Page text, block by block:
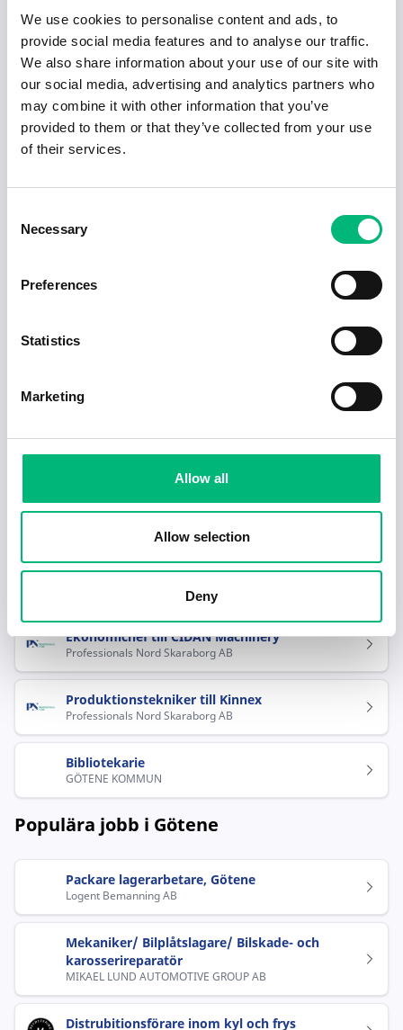
We use cookies to personalise content and ads, to
provide social media features and to analyse our traffic.
We also share information about your use of our site with
our social media, advertising and analytics partners who
may combine it with other information that you’ve
provided to them or that they’ve collected from your use
of their services.
Selection
Necessary
Preferences
Statistics
Marketing
Allow all
Allow selection
Deny
Götene Heltid 2026-08-12
Götenehus söker Redovisningsansvarig
GÖTENEHUS AKTIEBOLAG
Götene Heltid 2026-08-12
2026-08-06
Redo för nästa steg i karriären?
Rekommenderade jobb i Götene
Chaufför
Head of Global IT till CIDAN Machinery
Professionals Nord Skaraborg AB
Ekonomichef till CIDAN Machinery
Professionals Nord Skaraborg AB
Produktionstekniker till Kinnex
Professionals Nord Skaraborg AB
Bibliotekarie
GÖTENE KOMMUN
Populära jobb i Götene
Packare lagerarbetare, Götene
Logent Bemanning AB
Mekaniker/ Bilplåtslagare/ Bilskade- och
karosserireparatör
MIKAEL LUND AUTOMOTIVE GROUP AB
Distrubitionsförare inom kyl och frys